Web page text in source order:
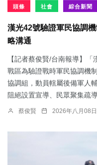
頭條 社會 綜合新聞
漢光42號驗證軍民協調
略溝通
【記者蔡俊賢/台南報導】
戰區為驗證戰時軍民協調機
協調組，動員轄屬後備軍人
阻絕設置宣導、民眾聚集疏導
蔡俊賢 2026年八月08日